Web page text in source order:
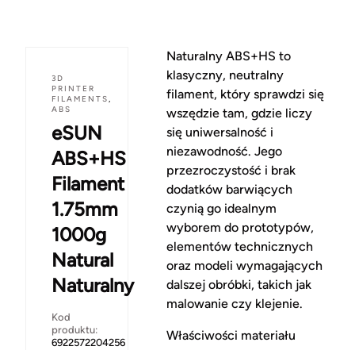
3D
PRINTER
FILAMENTS,
ABS
eSUN
ABS+HS
Filament
1.75mm
1000g
Natural
Naturalny
Kod
produktu:
6922572204256
Naturalny ABS+HS to
klasyczny, neutralny
filament, który sprawdzi się
wszędzie tam, gdzie liczy
się uniwersalność i
niezawodność. Jego
przezroczystość i brak
dodatków barwiących
czynią go idealnym
wyborem do prototypów,
elementów technicznych
oraz modeli wymagających
dalszej obróbki, takich jak
malowanie czy klejenie.
Właściwości materiału